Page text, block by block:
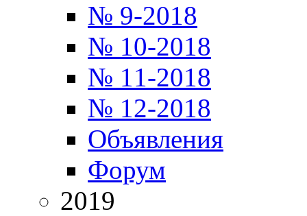
№ 9-2018
№ 10-2018
№ 11-2018
№ 12-2018
Объявления
Форум
2019